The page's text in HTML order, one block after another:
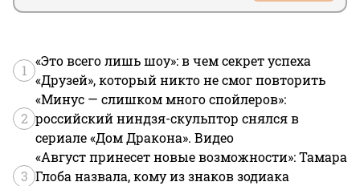
1
«Это всего лишь шоу»: в чем секрет успеха
«Друзей», который никто не смог повторить
2
«Минус — слишком много спойлеров»:
российский ниндзя-скульптор снялся в
сериале «Дом Дракона». Видео
3
«Август принесет новые возможности»: Тамара
Глоба назвала, кому из знаков зодиака